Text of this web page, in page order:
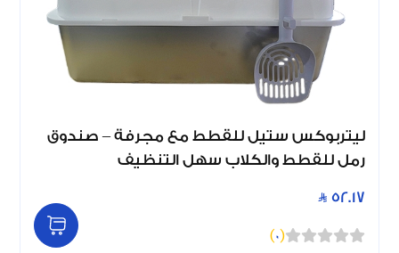
ليتربوكس ستيل للقطط مع مجرفة – صندوق
رمل للقطط والكلاب سهل التنظيف
52.17
(
0
)